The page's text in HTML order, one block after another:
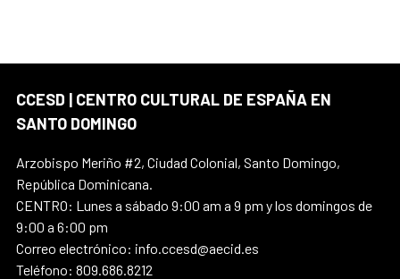
CCESD | CENTRO CULTURAL DE ESPAÑA EN
SANTO DOMINGO
Arzobispo Meriño #2, Ciudad Colonial, Santo Domingo,
República Dominicana.
CENTRO: Lunes a sábado 9:00 am a 9 pm y los domingos de
9:00 a 6:00 pm
Correo electrónico: info.ccesd@aecid.es
Teléfono: 809.686.8212